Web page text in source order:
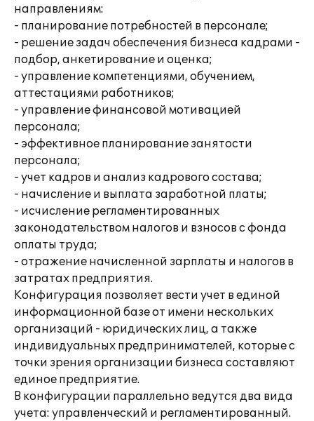
направлениям:
- планирование потребностей в персонале;
- решение задач обеспечения бизнеса кадрами -
подбор, анкетирование и оценка;
- управление компетенциями, обучением,
аттестациями работников;
- управление финансовой мотивацией
персонала;
- эффективное планирование занятости
персонала;
- учет кадров и анализ кадрового состава;
- начисление и выплата заработной платы;
- исчисление регламентированных
законодательством налогов и взносов с фонда
оплаты труда;
- отражение начисленной зарплаты и налогов в
затратах предприятия.
Конфигурация позволяет вести учет в единой
информационной базе от имени нескольких
организаций - юридических лиц, а также
индивидуальных предпринимателей, которые с
точки зрения организации бизнеса составляют
единое предприятие.
В конфигурации параллельно ведутся два вида
учета: управленческий и регламентированный.